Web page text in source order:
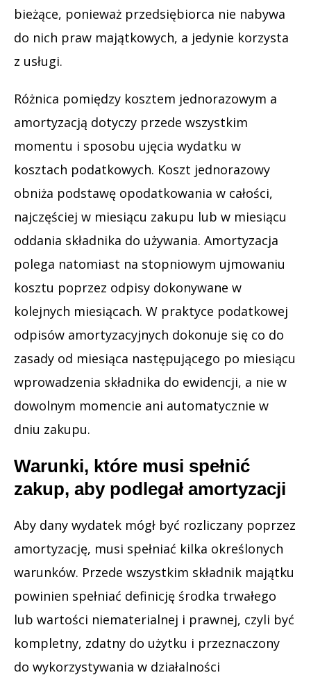
bieżące, ponieważ przedsiębiorca nie nabywa
do nich praw majątkowych, a jedynie korzysta
z usługi.
Różnica pomiędzy kosztem jednorazowym a
amortyzacją dotyczy przede wszystkim
momentu i sposobu ujęcia wydatku w
kosztach podatkowych. Koszt jednorazowy
obniża podstawę opodatkowania w całości,
najczęściej w miesiącu zakupu lub w miesiącu
oddania składnika do używania. Amortyzacja
polega natomiast na stopniowym ujmowaniu
kosztu poprzez odpisy dokonywane w
kolejnych miesiącach. W praktyce podatkowej
odpisów amortyzacyjnych dokonuje się co do
zasady od miesiąca następującego po miesiącu
wprowadzenia składnika do ewidencji, a nie w
dowolnym momencie ani automatycznie w
dniu zakupu.
Warunki, które musi spełnić
zakup, aby podlegał amortyzacji
Aby dany wydatek mógł być rozliczany poprzez
amortyzację, musi spełniać kilka określonych
warunków. Przede wszystkim składnik majątku
powinien spełniać definicję środka trwałego
lub wartości niematerialnej i prawnej, czyli być
kompletny, zdatny do użytku i przeznaczony
do wykorzystywania w działalności